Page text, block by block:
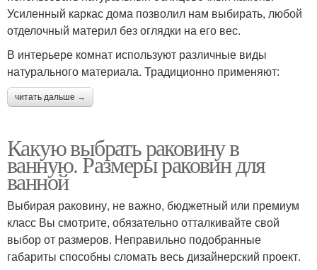
Усиленный каркас дома позволил нам выбирать, любой
отделочный материл без оглядки на его вес.
В интерьере комнат используют различные виды
натурального материала. Традиционно применяют:
читать дальше →
Какую выбрать раковину в
ванную. Размеры раковин для
ванной
Выбирая раковину, не важно, бюджетный или премиум
класс Вы смотрите, обязательно отталкивайте свой
выбор от размеров. Неправильно подобранные
габариты способны сломать весь дизайнерский проект.